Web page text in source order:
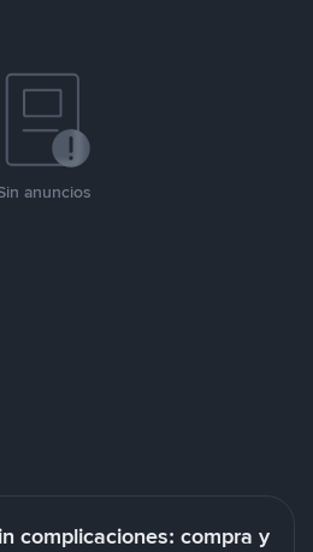
anuncios
complicaciones: compra y